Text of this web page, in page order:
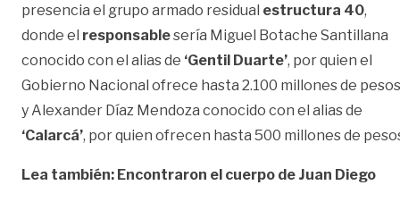
presencia el grupo armado residual estructura 40,
donde el responsablesería Miguel Botache Santillana
conocido con el alias de ‘Gentil Duarte’, por quien el
Gobierno Nacional ofrece hasta 2.100 millones de
y Alexander Díaz Mendoza conocido con el alias de
‘Calarcá’, por quien ofrecen hasta 500 millones de
Lea también: Encontraron el cuerpo de Juan Diego